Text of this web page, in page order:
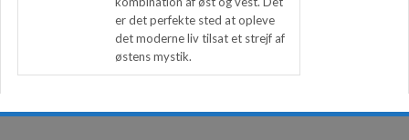
er det perfekte sted at opleve
det moderne liv tilsat et strejf af
østens mystik.